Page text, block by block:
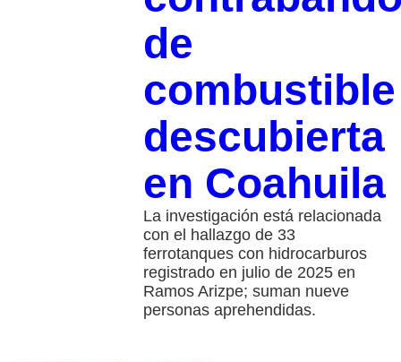
de
combustible
descubierta
en Coahuila
La investigación está relacionada
con el hallazgo de 33
ferrotanques con hidrocarburos
registrado en julio de 2025 en
Ramos Arizpe; suman nueve
personas aprehendidas.